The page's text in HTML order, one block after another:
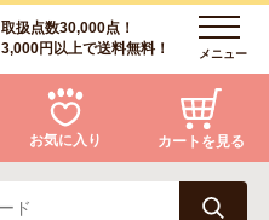
取扱点数30,000点！
3,000円以上で送料無料！
メニュー
お気に入り カートを見る